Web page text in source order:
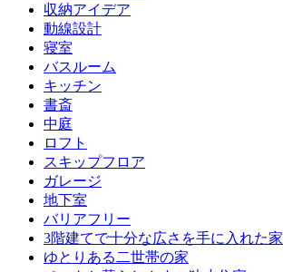
収納アイデア
動線設計
寝室
バスルーム
キッチン
書斎
中庭
ロフト
スキップフロア
ガレージ
地下室
バリアフリー
3階建てで十分な広さを手に入れた家
ゆとりある二世帯の家